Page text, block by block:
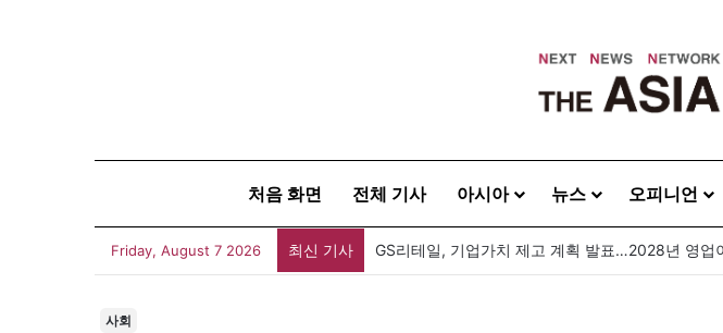
처음 화면 전체 기사 아시아 뉴스 오피니언
Friday, August 7 2026 최신 기사 GS리테일, 기업가치 제고 계획 발표…2028년 영업
사회